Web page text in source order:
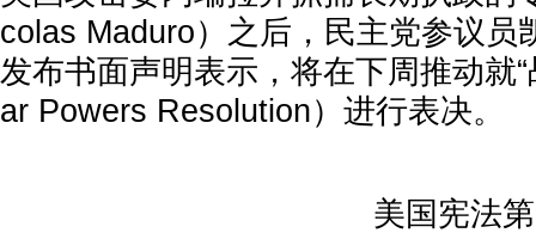
colas Maduro）之后，民主党参议员
发布书面声明表示，将在下周推动就
ar Powers Resolution）进行表决。
美国宪法